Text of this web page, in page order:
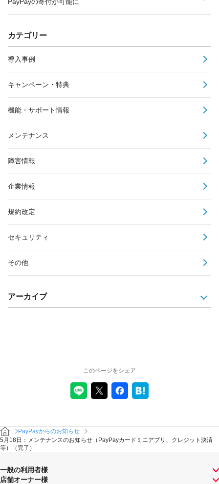
カテゴリー
導入事例
キャンペーン・特典
機能・サポート情報
メンテナンス
障害情報
企業情報
規約改定
セキュリティ
その他
アーカイブ
このページをシェア
PayPayからのお知らせ
5月18日：メンテナンスのお知らせ（PayPayカードミニアプリ、クレジット決済
等）（完了）
一般の利用者様
店舗オーナー様